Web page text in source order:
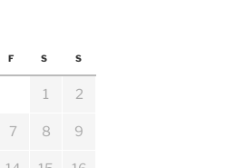
F S S
1 2
7 8 9